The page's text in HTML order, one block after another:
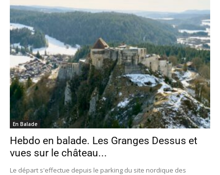
En Balade
Hebdo en balade. Les Granges Dessus et
vues sur le château...
Le départ s'effectue depuis le parking du site nordique des